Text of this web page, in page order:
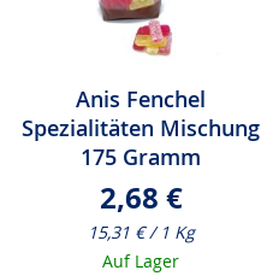
Anis Fenchel
Spezialitäten Mischung
175 Gramm
2,68 €
15,31 € / 1 Kg
Auf Lager